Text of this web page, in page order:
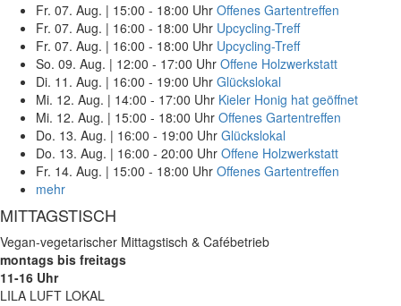
Fr. 07. Aug. | 15:00 - 18:00 Uhr Offenes Gartentreffen
Fr. 07. Aug. | 16:00 - 18:00 Uhr Upcycling-Treff
Fr. 07. Aug. | 16:00 - 18:00 Uhr Upcycling-Treff
So. 09. Aug. | 12:00 - 17:00 Uhr Offene Holzwerkstatt
Di. 11. Aug. | 16:00 - 19:00 Uhr Glückslokal
Mi. 12. Aug. | 14:00 - 17:00 Uhr Kieler Honig hat geöffnet
Mi. 12. Aug. | 15:00 - 18:00 Uhr Offenes Gartentreffen
Do. 13. Aug. | 16:00 - 19:00 Uhr Glückslokal
Do. 13. Aug. | 16:00 - 20:00 Uhr Offene Holzwerkstatt
Fr. 14. Aug. | 15:00 - 18:00 Uhr Offenes Gartentreffen
mehr
MITTAGSTISCH
Vegan-vegetarischer Mittagstisch & Cafébetrieb
montags bis freitags
11-16 Uhr
LILA LUFT LOKAL